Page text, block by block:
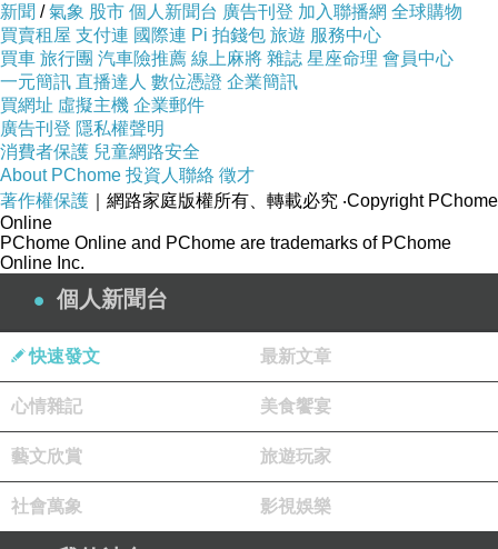
商品訊息簡述:
入口寬度：260mm
碎紙細度：4mm 長條狀
碎紙張數：長條狀10-12張
機體重量：30公斤
新聞 /氣象 股市 個人新聞台 廣告刊登 加入聯播網 全球購物
買賣租屋 支付連 國際連 Pi 拍錢包 旅遊 服務中心
買車 旅行團 汽車險推薦 線上麻將 雜誌 星座命理 會員中心
一元簡訊 直播達人 數位憑證 企業簡訊
買網址 虛擬主機 企業郵件
廣告刊登 隱私權聲明
消費者保護 兒童網路安全
About PChome 投資人聯絡 徵才
著作權保護 ｜網路家庭版權所有、轉載必究 ‧Copyright PChome
Online
PChome Online and PChome are trademarks of PChome
Online Inc.
個人新聞台
快速發文 最新文章
心情雜記 美食饗宴
藝文欣賞 旅遊玩家
社會萬象 影視娛樂